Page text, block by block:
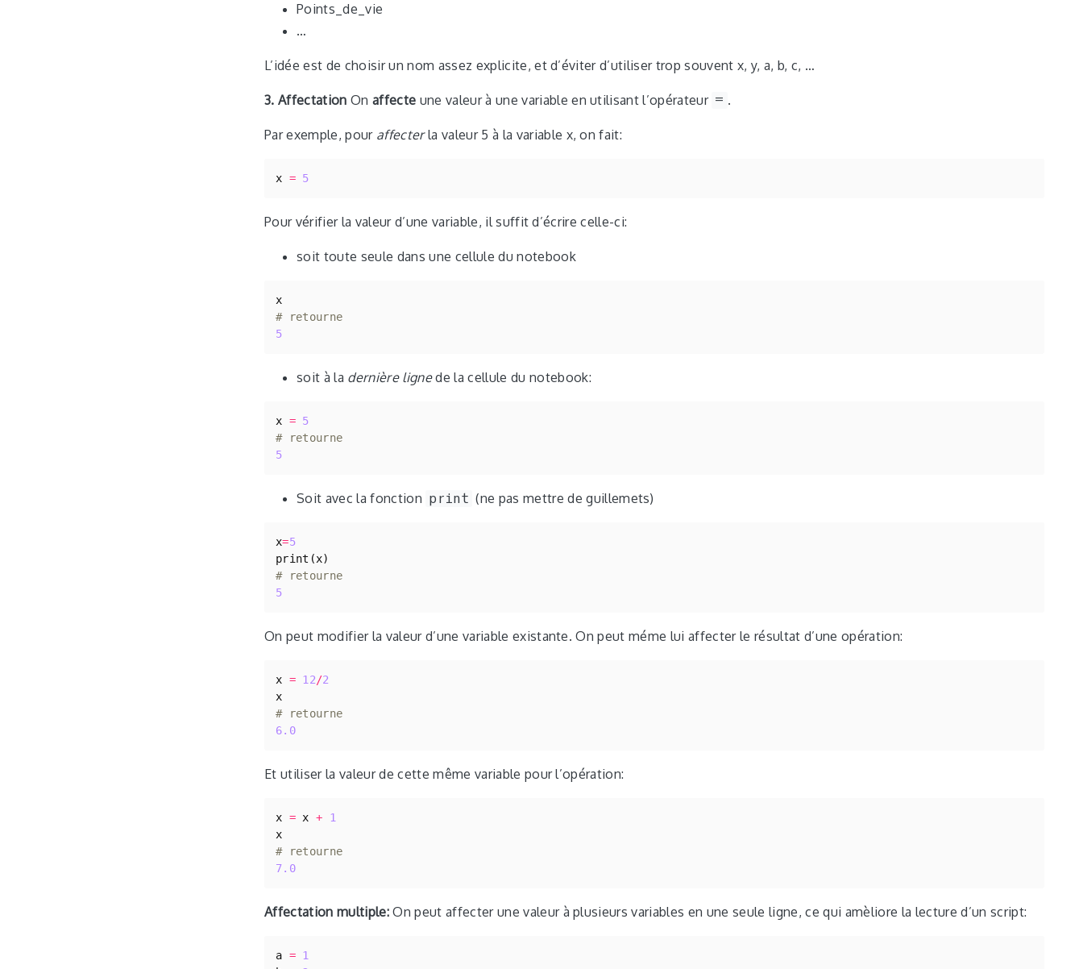
Points_de_vie
…
L’idée est de choisir un nom assez explicite, et d’éviter d’utiliser trop souvent x, y, a, b, c, …
3. Affectation On affecte une valeur à une variable en utilisant l’opérateur = .
Par exemple, pour affecterla valeur 5 à la variable x, on fait:
x = 5
Pour vérifier la valeur d’une variable, il suffit d’écrire celle-ci:
soit toute seule dans une cellule du notebook
x
# retourne
5
soit à la dernière lignede la cellule du notebook:
x = 5
# retourne
5
Soit avec la fonction print (ne pas mettre de guillemets)
x=5
print (x)
# retourne
5
On peut modifier la valeur d’une variable existante. On peut méme lui affecter le résultat d’une opération:
x = 12/2
x
# retourne
6.0
Et utiliser la valeur de cette même variable pour l’opération:
x = x +
1
x
# retourne
7.0
Affectation multiple:On peut affecter une valeur à plusieurs variables en une seule ligne, ce qui amèliore la lecture d’un script:
a = 1